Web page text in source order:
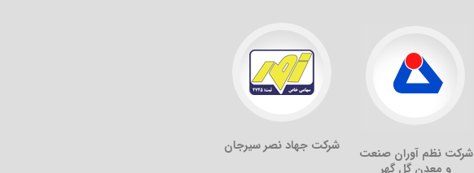
شرکت نظم آوران صنعت
و معدن گل گهر
شرکت جهاد نصر سیرجان